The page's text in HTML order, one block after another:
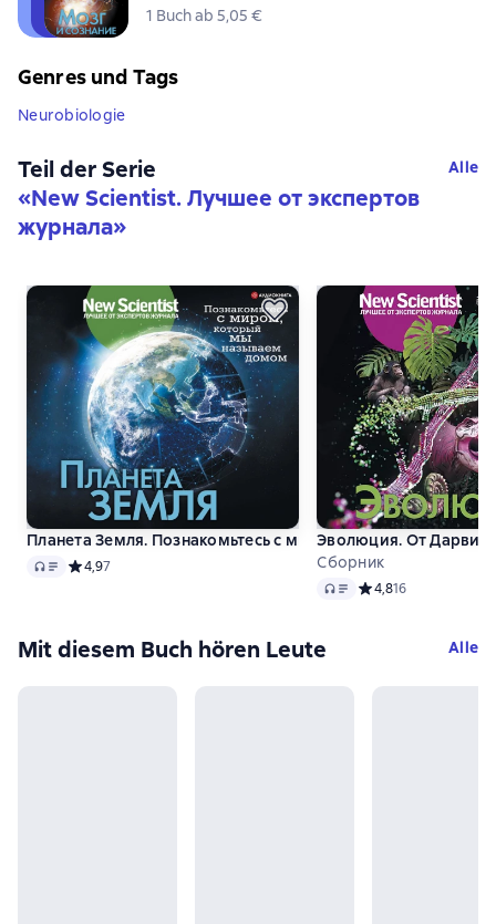
1 Buch ab 5,05 €
Genres und Tags
Neurobiologie
Teil der Serie
«New Scientist. Лучшее от экспертов
журнала»
Alle
Планета Земля. Познакомьтесь с миром, который мы
Audio Средний рейтинг 4,9 на основе 7 оценок
4,97
Эволюция. От
Сборник
Audio Средний рейтинг
4,816
Mit diesem Buch hören Leute Alle